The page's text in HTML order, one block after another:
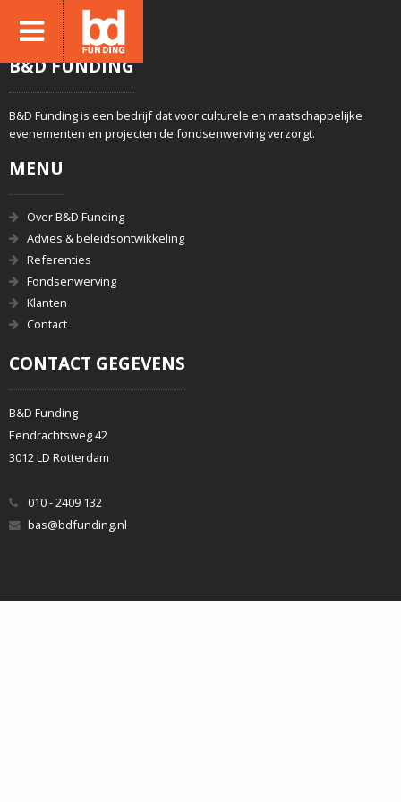
B&D FUNDING
B&D Funding is een bedrijf dat voor culturele en maatschappelijke
evenementen en projecten de fondsenwerving verzorgt.
MENU
Over B&D Funding
Advies & beleidsontwikkeling
Referenties
Fondsenwerving
Klanten
Contact
CONTACT GEGEVENS
B&D Funding
Eendrachtsweg 42
3012 LD Rotterdam
010 - 2409 132
bas@bdfunding.nl